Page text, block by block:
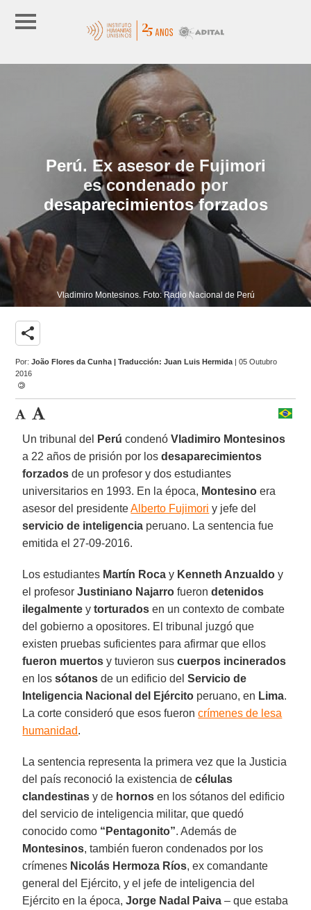
Perú. Ex asesor de Fujimori
es condenado por
desaparecimientos forzados
Vladimiro Montesinos. Foto: Radio Nacional de Perú
share
Por:João Flores da Cunha | Traducción: Juan Luis Hermida | 05 Outubro
2016
Un tribunal del Perú condenóVladimiro Montesinos
a 22 años de prisión por losdesaparecimientos
forzados de un profesor y dos estudiantes
universitarios en 1993. En la época, Montesino era
asesor del presidenteAlberto Fujimori y jefe del
servicio de inteligencia peruano. La sentencia fue
emitida el 27-09-2016.
Los estudiantes Martín Roca y Kenneth Anzualdo y
el profesorJustiniano Najarro fuerondetenidos
ilegalmente ytorturados en un contexto de combate
del gobierno a opositores. El tribunal juzgó que
existen pruebas suficientes para afirmar que ellos
fueron muertos y tuvieron sus cuerpos incinerados
en lossótanos de un edificio delServicio de
Inteligencia Nacional del Ejército peruano, en Lima.
La corte consideró que esos fueroncrímenes de lesa
humanidad.
La sentencia representa la primera vez que la Justicia
del país reconoció la existencia decélulas
clandestinas y de hornos en los sótanos del edificio
del servicio de inteligencia militar, que quedó
conocido como “Pentagonito”. Además de
Montesinos, también fueron condenados por los
crímenes Nicolás Hermoza Ríos, ex comandante
general del Ejército, y el jefe de inteligencia del
Ejército en la época,Jorge Nadal Paiva – que estaba